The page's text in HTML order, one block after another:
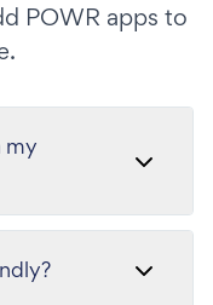
POWR apps to
my